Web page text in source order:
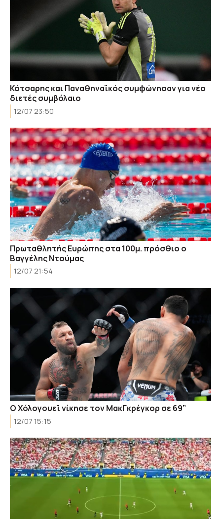
Κότσαρης και Παναθηναϊκός συμφώνησαν για νέο
διετές συμβόλαιο
12/07 23:50
Πρωταθλητής Ευρώπης στα 100μ. πρόσθιο ο
Βαγγέλης Ντούμας
12/07 21:54
Ο Χόλογουεϊ νίκησε τον ΜακΓκρέγκορ σε 69”
12/07 15:15